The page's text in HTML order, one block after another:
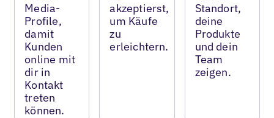
Media-
Profile,
damit
Kunden
online mit
dir in
Kontakt
treten
können.
akzeptierst,
um Käufe
zu
erleichtern.
Standort,
deine
Produkte
und dein
Team
zeigen.